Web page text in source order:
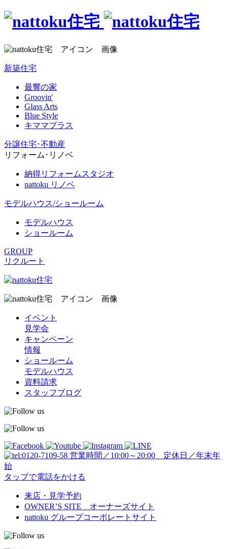
新築住宅
最響の家
Groovin'
Glass Arts
Blue Style
キママプラス
分譲住宅･不動産
リフォーム･リノベ
納得リフォームスタジオ
nattoku リノベ
モデルハウス/ショールーム
モデルハウス
ショールーム
GROUP
リクルート
イベント
見学会
キャンペーン
情報
ショールーム
モデルハウス
資料請求
スタッフブログ
営業時間／10:00～20:00 定休日／年末年
始
タップで電話をかける
来店・見学予約
OWNER’S SITE オーナーズサイト
nattoku グループコーポレートサイト